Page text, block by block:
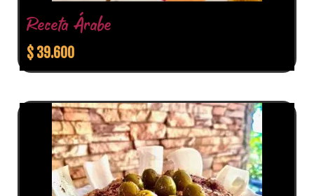
Receta Árabe
$ 39.600